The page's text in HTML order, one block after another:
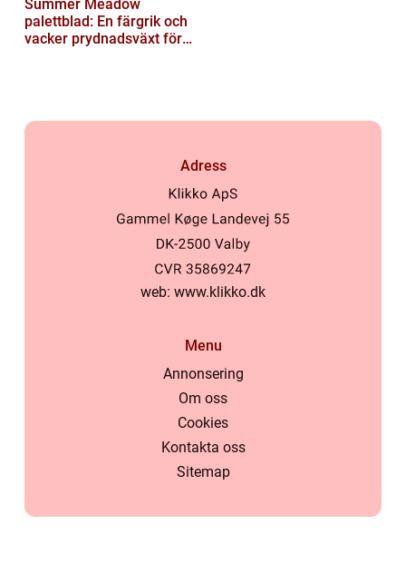
Summer Meadow
palettblad: En färgrik och
vacker prydnadsväxt för
Adress
web: www.klikko.dk
Menu
Annonsering
Om oss
Cookies
Kontakta oss
Sitemap